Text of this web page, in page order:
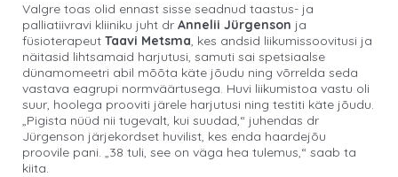
Valgre toas olid ennast sisse seadnud taastus- ja
palliatiivravi kliiniku juht dr Annelii Jürgenson ja
füsioterapeut Taavi Metsma, kes andsid liikumissoovitusi ja
näitasid lihtsamaid harjutusi, samuti sai spetsiaalse
dünamomeetri abil mõõta käte jõudu ning võrrelda seda
vastava eagrupi normväärtusega. Huvi liikumistoa vastu oli
suur, hoolega prooviti järele harjutusi ning testiti käte jõudu.
„Pigista nüüd nii tugevalt, kui suudad,“ juhendas dr
Jürgenson järjekordset huvilist, kes enda haardejõu
proovile pani. „38 tuli, see on väga hea tulemus,“ saab ta
kiita.